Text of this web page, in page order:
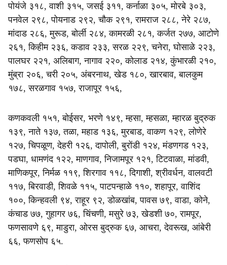
पोयंजे ३१८, वाशी ३१५, जसई ३११, कर्नाळा ३०५, मोरबे ३०३,
पनवेल २९८, पोयनाड २९२, चौक २९१, रामराज २८८, नेरे २८७,
मांदाड २८६, मुरूड, बोर्ली २८४, कामरळी २८१, कर्जत २७७, आटोणे
२६१, किहीम २३६, कडाव २३३, सरळ २२९, चनेरा, घोसाळे २२३,
पालघर २२१, अलिबाग, नागाव २२०, कोलाड २१४, कुंभारळी २१०,
मुंब्रा २०६, चरी २०५, अंबरनाथ, खेड १८०, खारबाव, बालकुम
१७८, सरळगाव १५७, राजापूर १५६,
कणकवली १५१, बोईसर, भरणे १४९, म्हसा, म्हसळा, म्हारळ बुद्रुक
१३९, नाते १३७, तळा, महाड १३६, मुरबाड, वाकण १२९, लोणेरे
१२७, चिपळूण, देहरी १२६, दापोली, बुरोंडी १२४, मंडणगड १२३,
पडघा, धामणंद १२२, माणगाव, निजामपूर १२१, टिटवाळा, मांडवी,
माणिकपूर, निर्मळ ११९, शिरगाव ११८, दिगाशी, श्रीवर्धन, वालवटी
११७, बिरवाडी, शिवळे ११५, पाटपन्हाळे ११०, शहापूर, वाशिंद
१००, किन्हवली ९४, राहूर ९२, डोळखांब, पावस ७९, वाडा, कोने,
कंचाड ७७, गुहागर ७६, चिंचणी, मसुरे ७३, खेडशी ७०, रामपूर,
फणसावणे ६९, माडुरा, ओरस बुद्रुक ६७, आचरा, देवरूख, आंबेरी
६६, फणसोप ६५.